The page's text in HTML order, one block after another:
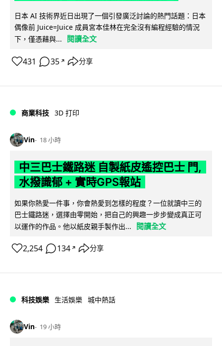
日本 AI 技術界近日出現了一個引發廣泛討論的熱門話題：日本
偶像前 Juice=Juice 成員宮本佳林在完全沒有編程經驗的情況
下，僅憑藉與...
閱讀全文
431 35 ↗ 分享
商業科技 3D 打印
Vin 18 小時
中三巴士鐵路迷 自製紙皮遙控巴士 門,
水撥識郁 + 實時GPS報站
如果你熱愛一件事，你會熱愛到怎樣的程度？一位就讀中三的
巴士鐵路迷，選擇由零開始，把自己的興趣一步步變成真正可
以運作的作品。他以紙皮親手製作出...
閱讀全文
2,254 134 ↗ 分享
科技娛樂 生活娛樂 城中熱話
Vin 19 小時